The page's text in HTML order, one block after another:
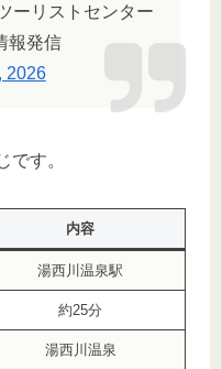
ーリストセンター
報発信
2026
です。
内容
湯西川温泉駅
約25分
湯西川温泉